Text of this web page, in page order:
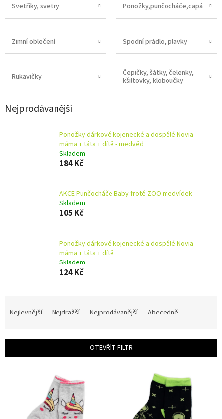
Svetříky, svetry Ponožky,punčocháče,capáčky
Zimní oblečení Spodní prádlo, plavky
Rukavičky
Čepičky, šátky, čelenky,
kšiltovky, kloboučky
Nejprodávanější
Ponožky dárkové kojenecké a dospělé Novia -
máma + táta + dítě - medvěd
Skladem
184 Kč
AKCE Punčocháče Baby froté ZOO medvídek
Skladem
105 Kč
Ponožky dárkové kojenecké a dospělé Novia -
máma + táta + dítě
Skladem
124 Kč
í
Nejlevnější Nejdražší Nejprodávanější Abecedně
OTEVŘÍT FILTR